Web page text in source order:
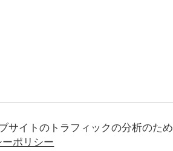
サイトのトラフィックの分析のため
ポリシー